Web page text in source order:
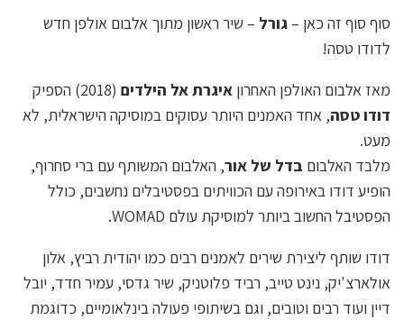
סוף סוף זה כאן –גורל – שיר ראשון מתוך אלבום אולפן חדש
לדודו טסה!
מאז אלבום האולפן האחרון איגרת אל הילדים (2018) הספיק
דודו טסה, אחד האמנים היותר עסוקים במוסיקה הישראלית, לא
מעט.
מלבד האלבום בדל של אור, האלבום המשותף עם ברי סחרוף,
הופיע דודו באירופה עם הכוויתים בפסטיבלים נחשבים, כולל
הפסטיבל החשוב ביותר למוסיקת עולם WOMAD.
דודו שותף ליצירת שירים לאמנים רבים כמו יהודית רביץ, אלון
אולארצ'יק, נינט טייב, רביד פלוטניק, שיר גדסי, עמיר חדד, יובל
דיין ועוד רבים וטובים, וגם בשיתופי פעולה בינלאומיים, כדוגמת